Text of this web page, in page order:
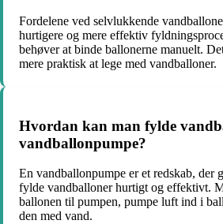
Fordelene ved selvlukkende
hurtigere og mere effektiv
behøver at binde ballonerne manuelt.
mere praktisk at lege med vandballoner.
Hvordan kan man fylde
vandballonpumpe?
En vandballonpumpe er et redskab, der
fylde vandballoner hurtigt og effektivt.
ballonen til pumpen, pumpe luft ind i
den med vand.